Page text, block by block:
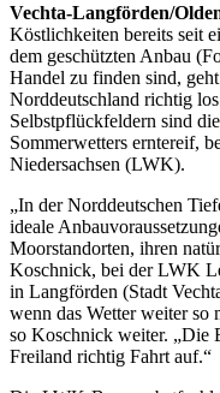
Vechta-Langförden/
Köstlichkeiten bereits seit
dem geschützten Anbau
Handel zu finden sind,
Norddeutschland richtig
Selbstpflückfeldern sind
Sommerwetters erntereif,
Niedersachsen (LWK).
„In der Norddeutschen
ideale
Moorstandorten, ihren
Koschnick, bei der LWK
in Langförden (Stadt
wenn das Wetter weiter
so Koschnick weiter. „Die
Freiland richtig Fahrt auf.“